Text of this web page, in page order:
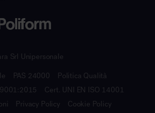
Srl Unipersonale
PAS 24000
Politica Qualità
Cert. UNI EN ISO 14001
Privacy Policy Cookie Policy